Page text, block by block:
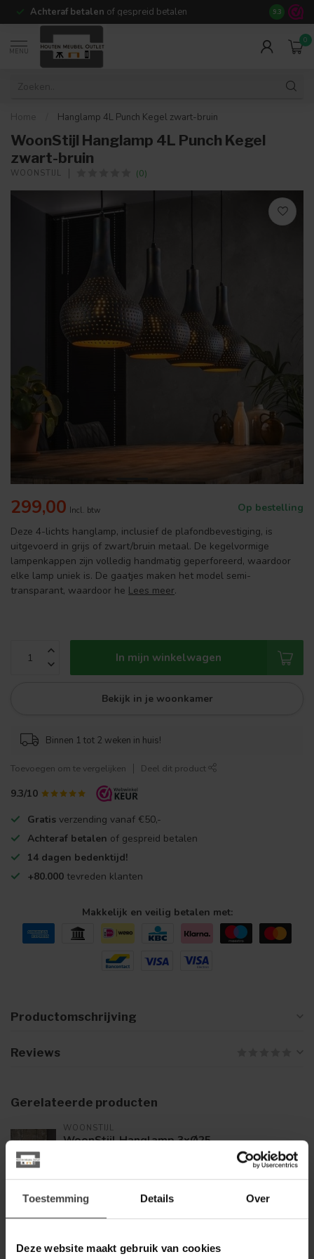
Toestemming Details Over
Deze website maakt gebruik van cookies
Achteraf betalen of gespreid betalen 14 dagen
9.3
MENU
0
Home Hanglamp 4L Punch Kegel zwart-bruin
WoonStijl Hanglamp 4L Punch Kegel
zwart-bruin
WOONSTIJL (0)
299,00 Incl. btw
Op bestelling
Deze 4-lichts hanglamp, inclusief de plafondbevestiging, is
uitgevoerd in grijs of zwart/bruin metaal. De kegelvormige
lampenkappen zijn volledig handmatig geperforeerd, waardoor
elke lamp uniek is. De gaatjes maken het model semi-
transparant, waardoor he Lees meer.
In mijn winkelwagen
Bekijk in je woonkamer
Binnen 1 tot 2 weken in huis!
Toevoegen om te vergelijken Deel dit product
9.3/10
Gratis verzending vanaf €50,-
Achteraf betalen of gespreid betalen
14 dagen bedenktijd!
+80.000 tevreden klanten
Makkelijk en veilig betalen met:
Productomschrijving
Reviews
Gerelateerde producten
WOONSTIJL
WoonStijl Hanglamp 3xØ25
Op voorraad
199,00
Hanglamp Ø70 Punch
Op voorraad